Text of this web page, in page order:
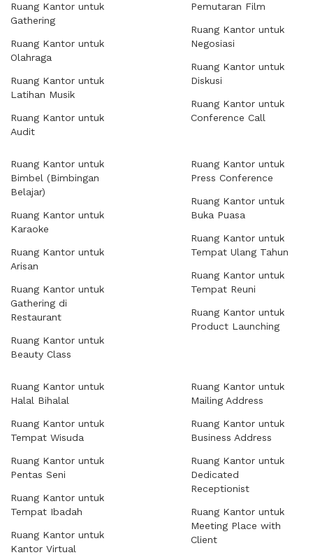
Ruang Kantor untuk
Gathering
Ruang Kantor untuk
Olahraga
Ruang Kantor untuk
Latihan Musik
Ruang Kantor untuk
Audit
Pemutaran Film
Ruang Kantor untuk
Negosiasi
Ruang Kantor untuk
Diskusi
Ruang Kantor untuk
Conference Call
Ruang Kantor untuk
Bimbel (Bimbingan
Belajar)
Ruang Kantor untuk
Karaoke
Ruang Kantor untuk
Arisan
Ruang Kantor untuk
Gathering di
Restaurant
Ruang Kantor untuk
Beauty Class
Ruang Kantor untuk
Press Conference
Ruang Kantor untuk
Buka Puasa
Ruang Kantor untuk
Tempat Ulang Tahun
Ruang Kantor untuk
Tempat Reuni
Ruang Kantor untuk
Product Launching
Ruang Kantor untuk
Halal Bihalal
Ruang Kantor untuk
Tempat Wisuda
Ruang Kantor untuk
Pentas Seni
Ruang Kantor untuk
Tempat Ibadah
Ruang Kantor untuk
Kantor Virtual
Ruang Kantor untuk
Mailing Address
Ruang Kantor untuk
Business Address
Ruang Kantor untuk
Dedicated
Receptionist
Ruang Kantor untuk
Meeting Place with
Client